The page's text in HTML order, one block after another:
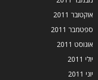
אוקטובר 2011
ספטמבר 2011
אוגוסט 2011
יולי 2011
יוני 2011